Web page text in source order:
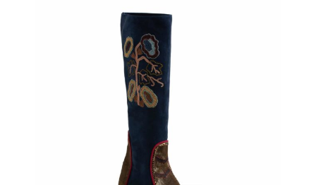
ORGANISEZ VOTRE SHOOTING